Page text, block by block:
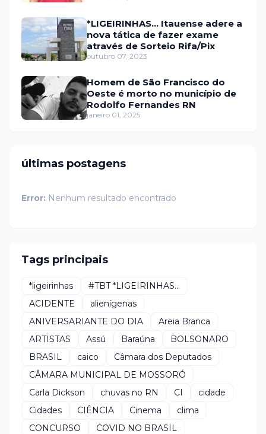
*LIGEIRINHAS... Itauense adere a
nova tática de fazer exame
através de Sorteio Rifa/Pix
outubro 07, 2023
Homem de São Francisco do
Oeste é morto no município de
Rodolfo Fernandes RN
janeiro 01, 2025
últimas postagens
Error: Nenhum resultado encontrado
Tags principais
*ligeirinhas
#TBT *LIGEIRINHAS...
ACIDENTE
alienígenas
ANIVERSARIANTE DO DIA
Areia Branca
ARTISTAS
Assú Baraúna
BOLSONARO
BRASIL
caico
Câmara dos Deputados
CÂMARA MUNICIPAL DE MOSSORÓ
Carla Dickson
chuvas no RN CI
cidade
Cidades
CIÊNCIA Cinema
clima
CONCURSO
COVID NO BRASIL